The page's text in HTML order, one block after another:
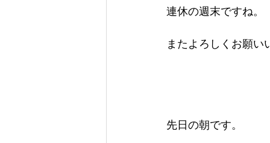
連休の週末ですね。
またよろしくお願い
先日の朝です。